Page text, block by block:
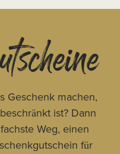
Geschenk machen,
ist? Dann
Weg, einen
für